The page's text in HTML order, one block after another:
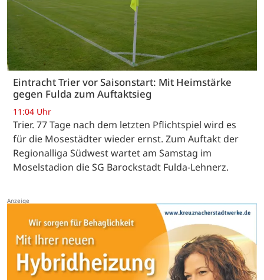
Eintracht Trier vor Saisonstart: Mit Heimstärke
gegen Fulda zum Auftaktsieg
11:04 Uhr
Trier. 77 Tage nach dem letzten Pflichtspiel wird es
für die Mosestädter wieder ernst. Zum Auftakt der
Regionalliga Südwest wartet am Samstag im
Moselstadion die SG Barockstadt Fulda-Lehnerz.